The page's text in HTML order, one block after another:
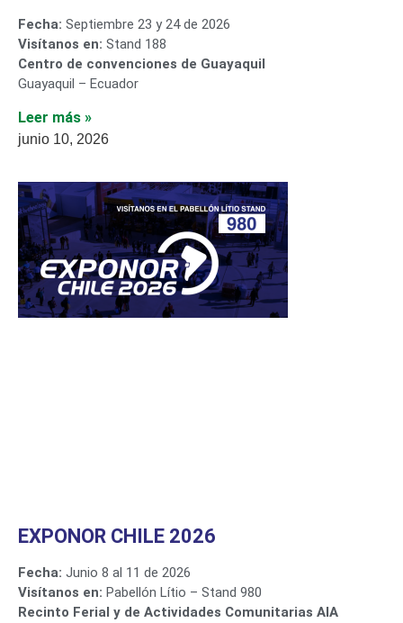
Fecha: Septiembre 23 y 24 de 2026
Visítanos en: Stand 188
Centro de convenciones de Guayaquil
Guayaquil – Ecuador
Leer más »
junio 10, 2026
EXPONOR CHILE 2026
Fecha: Junio 8 al 11 de 2026
Visítanos en: Pabellón Lítio – Stand 980
Recinto Ferial y de Actividades Comunitarias AIA